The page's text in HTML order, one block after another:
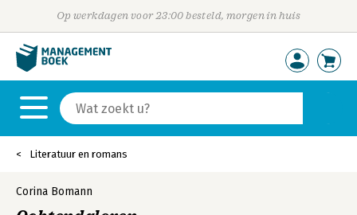
Op werkdagen voor 23:00 besteld, morgen in huis
Literatuur en romans
Corina Bomann